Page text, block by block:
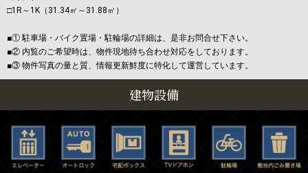
□1R～1K（31.34㎡～31.88㎡）
■① 駐車場・バイク置場・駐輪場の詳細は、是非お問合せ下さい。
■② 内覧のご希望時は、物件現地待ち合わせ対応をしております。
■③ 物件写真の量と質、情報更新鮮度に特化して運営しています。
建物設備